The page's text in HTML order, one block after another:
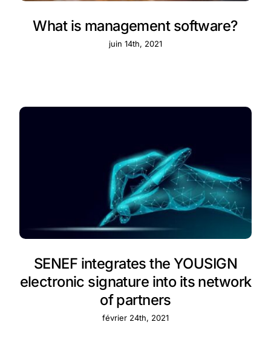
What is management software?
juin 14th, 2021
SENEF integrates the YOUSIGN
electronic signature into its network
of partners
février 24th, 2021